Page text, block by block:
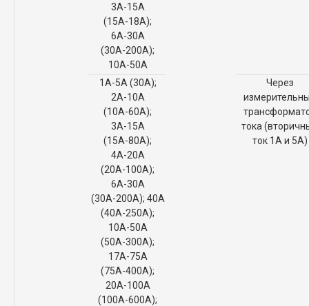
3А-15А
(15А-18А);
6А-30А
(30А-200А);
10А-50А
1А-5А (30А);
2А-10А
(10А-60А);
3А-15А
(15А-80А);
4А-20А
(20А-100А);
6А-30А
(30А-200А); 40А
(40А-250А);
10А-50А
(50А-300А);
17А-75А
(75А-400А);
20А-100А
(100А-600А);
Через
тока
ток 1А и 5А)